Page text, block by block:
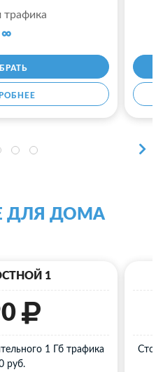
∞
ДЛЯ ДОМА
1
1 Гб трафика
руб.